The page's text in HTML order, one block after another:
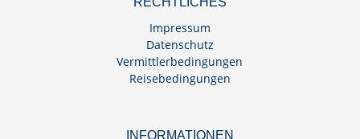
Impressum
Datenschutz
Vermittlerbedingungen
Reisebedingungen
INFORMATIONEN